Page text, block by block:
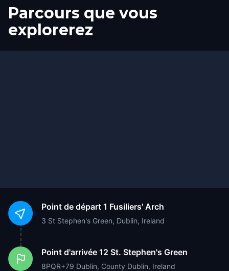
Parcours que vous
explorerez
Départ
Arrivée
Point de départ 1 Fusiliers' Arch
3 St Stephen's Green, Dublin, Ireland
Point d'arrivée 12 St. Stephen's Green
8PQR+79 Dublin, County Dublin, Ireland